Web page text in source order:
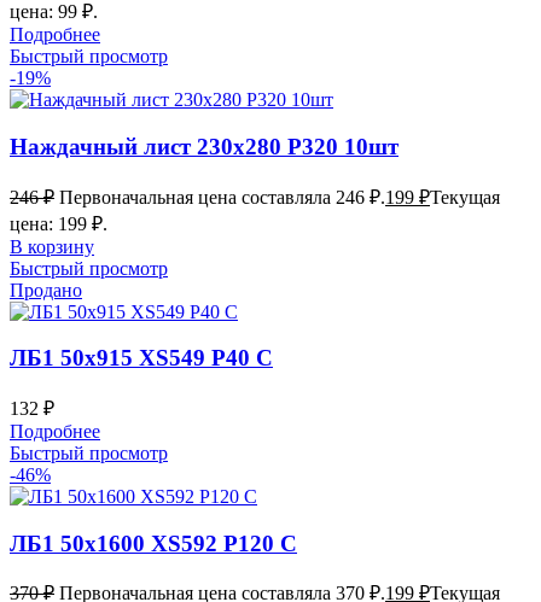
цена: 99 ₽.
Подробнее
Быстрый просмотр
-19%
Наждачный лист 230х280 Р320 10шт
246₽ Первоначальная цена составляла 246 ₽.199 ₽Текущая
цена: 199 ₽.
В корзину
Быстрый просмотр
Продано
ЛБ1 50х915 XS549 P40 С
132 ₽
Подробнее
Быстрый просмотр
-46%
ЛБ1 50х1600 XS592 P120 C
370₽ Первоначальная цена составляла 370 ₽.199 ₽Текущая